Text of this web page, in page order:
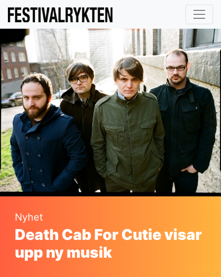
Nyhet
Death Cab For Cutie visar
upp ny musik